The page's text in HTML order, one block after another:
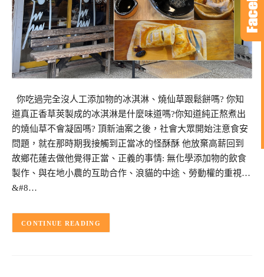
你吃過完全沒人工添加物的冰淇淋、燒仙草跟鬆餅嗎? 你知
道真正香草莢製成的冰淇淋是什麼味道嗎?你知道純正熬煮出
的燒仙草不會凝固嗎? 頂新油案之後，社會大眾開始注意食安
問題，就在那時期我接觸到正當冰的怪酥酥 他放棄高薪回到
故鄉花蓮去做他覺得正當、正義的事情: 無化學添加物的飲食
製作、與在地小農的互助合作、浪貓的中途、勞動權的重視…
&#8…
CONTINUE READING